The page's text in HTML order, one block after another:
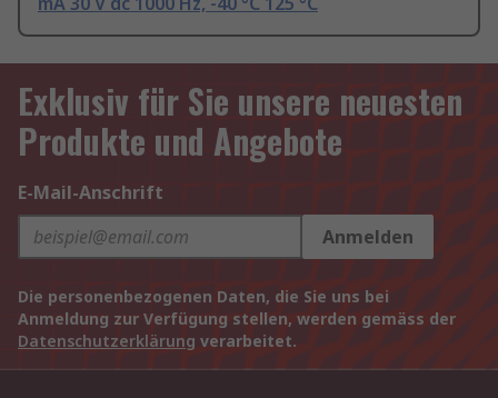
Exklusiv für Sie unsere neuesten
Produkte und Angebote
E-Mail-Anschrift
Anmelden
Die personenbezogenen Daten, die Sie uns bei
Anmeldung zur Verfügung stellen, werden gemäss der
Datenschutzerklärung verarbeitet.